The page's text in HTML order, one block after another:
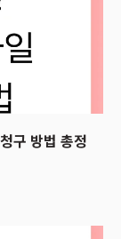
구 방법 총정